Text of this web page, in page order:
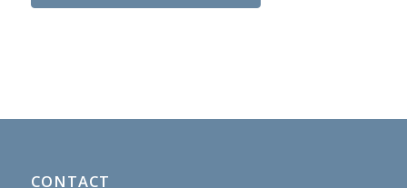
CONTACT